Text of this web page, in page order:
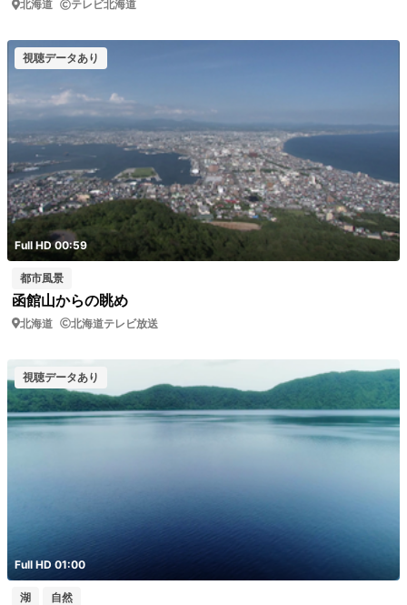
北海道 テレビ北海道
視聴データあり
Full HD 00:59
都市風景
函館山からの眺め
北海道 北海道テレビ放送
視聴データあり
Full HD 01:00
湖 自然